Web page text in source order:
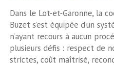
Dans le Lot-et-Garonne, la
Buzet s’est équipée d’un
n’ayant recours à aucun
plusieurs défis : respect de
strictes, coût maîtrisé,